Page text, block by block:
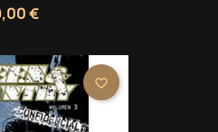
€
favorite_border